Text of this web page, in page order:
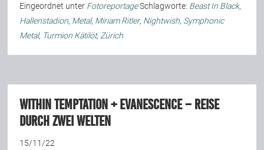
Eingeordnet unter FotoreportageSchlagworte: Beast In Black,
Hallenstadion, Metal, Miriam Ritler, Nightwish, Symphonic
Metal, Turmion Kätilöt, Zürich
Within Temptation + Evanescence – Reise
durch zwei Welten
15/11/22